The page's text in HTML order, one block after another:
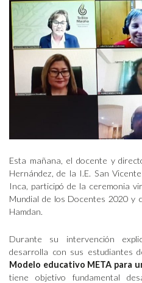
Esta mañana, el docente y
Hernández, de la I.E. San
Inca, participó de la ceremonia
Mundial de los Docentes 2020 y
Hamdan.
Durante su intervención
desarrolla con sus estudiantes
Modelo educativo META para
tiene objetivo fundamental